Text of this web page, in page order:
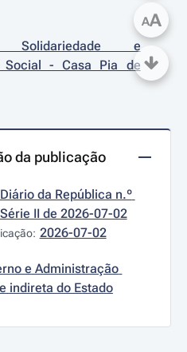
Solidariedade e
Social - Casa Pia de
da publicação
Diário da República n.º
II de 2026-07-02
2026-07-02
e Administração
indireta do Estado
AA